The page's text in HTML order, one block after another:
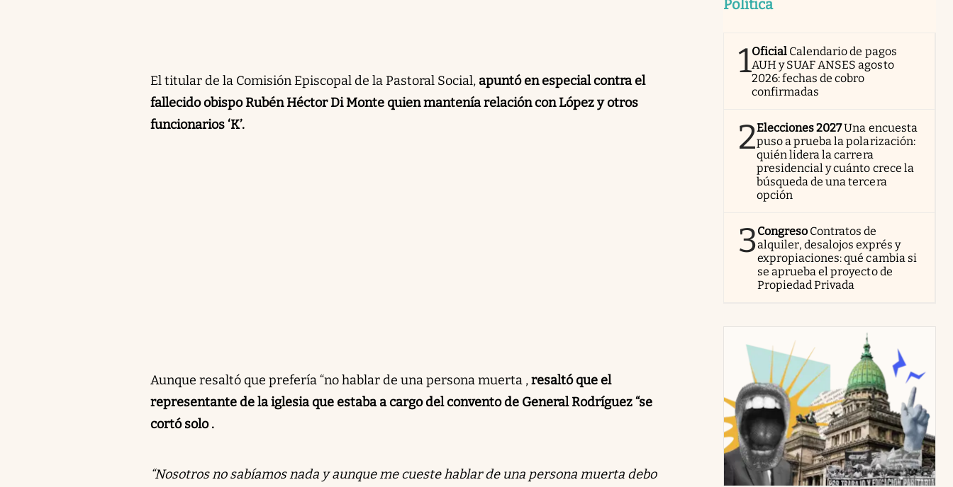
El titular de la Comisión Episcopal de la Pastoral Social, apuntó en especial contra el
fallecido obispo Rubén Héctor Di Monte quien mantenía relación con López y otros
funcionarios ‘K’.
Aunque resaltó que prefería “no hablar de una persona muerta ,resaltó que el
representante de la iglesia que estaba a cargo del convento de General Rodríguez “se
cortó solo .
“Nosotros no sabíamos nada y aunque me cueste hablar de una persona muerta debo
Política
1Oficial Calendario de pagos
AUH y SUAF ANSES agosto
2026: fechas de cobro
confirmadas
2Elecciones 2027Una encuesta
puso a prueba la polarización:
quién lidera la carrera
presidencial y cuánto crece la
búsqueda de una tercera
opción
3Congreso Contratos de
alquiler, desalojos exprés y
expropiaciones: qué cambia si
se aprueba el proyecto de
Propiedad Privada